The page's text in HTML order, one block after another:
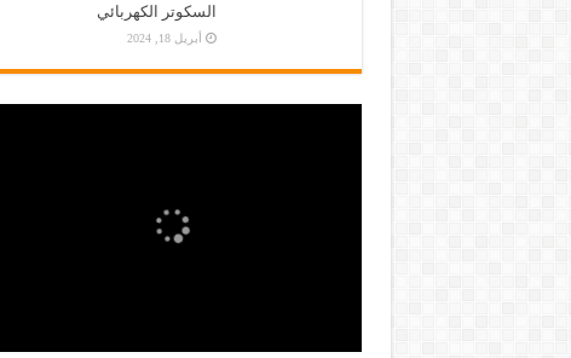
السكوتر الكهربائي
أبريل 18, 2024